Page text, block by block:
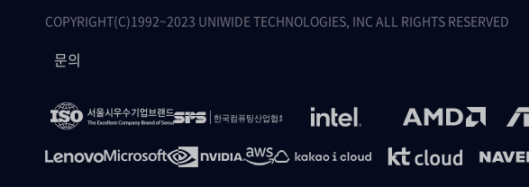
COPYRIGHT(C)1992~2023 UNIWIDE TECHNOLOGIES, INC ALL RIGHTS RESERVED
문의